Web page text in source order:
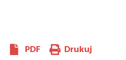
PDF Drukuj